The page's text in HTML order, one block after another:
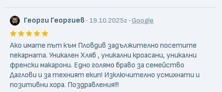
Георги Георгиев · 19.10.2025г · Google
Ако имате път към Пловдив задължително посетите
пекарната. Уникален Хляб , уникални кроасани, уникални
френски макарони. Едно голямо браво за семейство
Даглови и за техният екип! Изключително усмихнати и
позитивни хора. Поздравления!!!